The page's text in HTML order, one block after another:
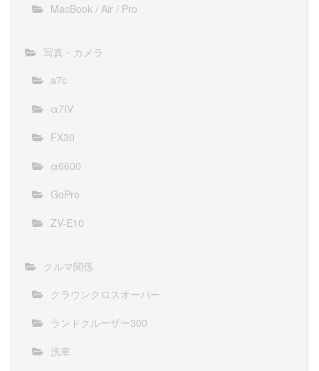
MacBook / Air / Pro
写真・カメラ
a7c
α7IV
FX30
α6600
GoPro
ZV-E10
クルマ関係
クラウンクロスオーバー
ランドクルーザー300
洗車